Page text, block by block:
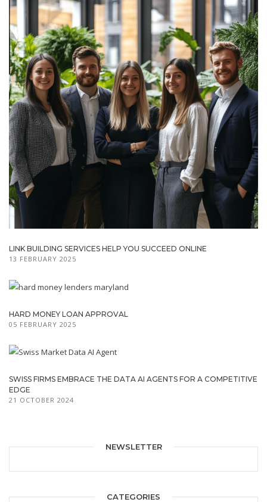
LINK BUILDING SERVICES HELP YOU SUCCEED ONLINE
13 FEBRUARY 2025
HARD MONEY LOAN APPROVAL
05 FEBRUARY 2025
SWISS FIRMS EMBRACE THE DATA AI AGENTS FOR A COMPETITIVE
EDGE
21 OCTOBER 2024
NEWSLETTER
CATEGORIES